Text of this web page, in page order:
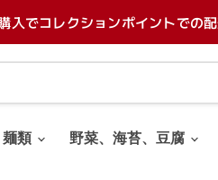
でコレクションポイントでの
類 野菜、海苔、豆腐